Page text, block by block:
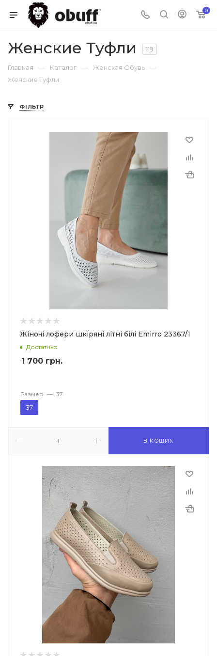
0
Женские Туфли 119
Главная — Каталог — Женская Обувь —
Женские Туфли
ФІЛЬТР
Жіночі лофери шкіряні літні білі Emirro 23367/1
Достатньо
1 700 грн.
В КОШИК
Размер — 37
37